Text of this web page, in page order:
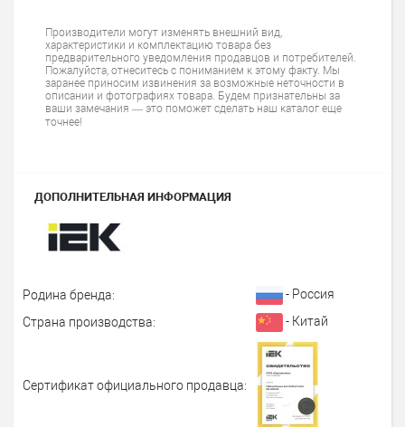
Производители могут изменять внешний вид,
характеристики и комплектацию товара без
предварительного уведомления продавцов и потребителей.
Пожалуйста, отнеситесь с пониманием к этому факту. Мы
заранее приносим извинения за возможные неточности в
описании и фотографиях товара. Будем признательны за
ваши замечания — это поможет сделать наш каталог еще
точнее!
ДОПОЛНИТЕЛЬНАЯ ИНФОРМАЦИЯ
Родина бренда:
- Россия
Страна производства:
- Китай
Сертификат официального продавца: